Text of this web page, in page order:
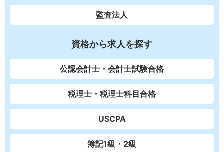
監査法人
資格から求人を探す
公認会計士・会計士試験合格
税理士・税理士科目合格
USCPA
簿記1級・2級